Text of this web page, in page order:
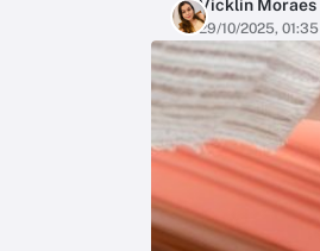
Vicklin Moraes
29/10/2025, 01:35